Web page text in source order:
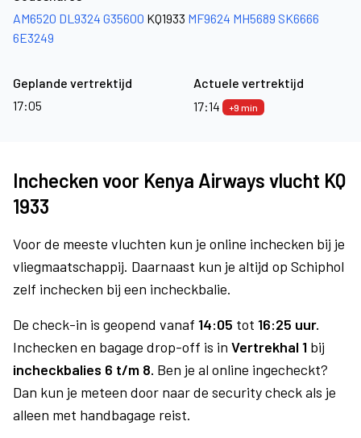
AM6520 DL9324 G35600 KQ1933 MF9624 MH5689 SK6666
6E3249
Geplande vertrektijd
17:05
Actuele vertrektijd
17:14
+9 min
Inchecken voor Kenya Airways vlucht KQ
1933
Voor de meeste vluchten kun je online inchecken bij je
vliegmaatschappij. Daarnaast kun je altijd op Schiphol
zelf inchecken bij een incheckbalie.
De check-in is geopend vanaf 14:05 tot 16:25 uur.
Inchecken en bagage drop-off is in Vertrekhal 1 bij
incheckbalies 6 t/m 8. Ben je al online ingecheckt?
Dan kun je meteen door naar de security check als je
alleen met handbagage reist.